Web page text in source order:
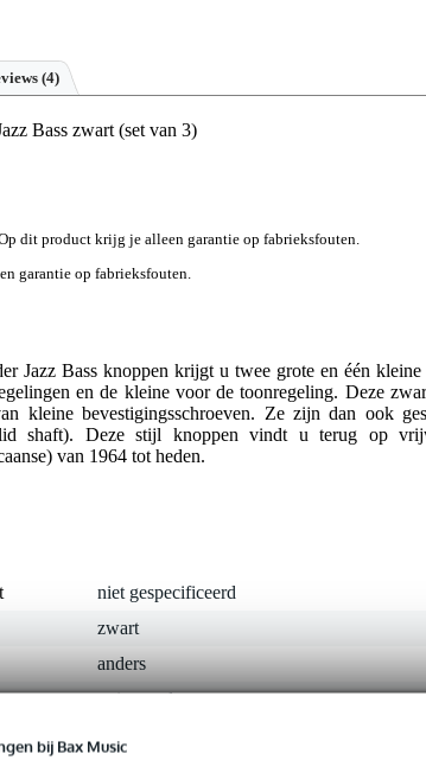
bij Bax Music
(4)
Bass zwart (set van 3)
dit product krijg je alleen garantie op fabrieksfouten.
garantie op fabrieksfouten.
Jazz Bass knoppen krijgt u twee grote en één
en de kleine voor de toonregeling. Deze
kleine bevestigingsschroeven. Ze zijn dan ook
shaft). Deze stijl knoppen vindt u terug op
van 1964 tot heden.
niet gespecificeerd
zwart
anders
universeel
verpakking